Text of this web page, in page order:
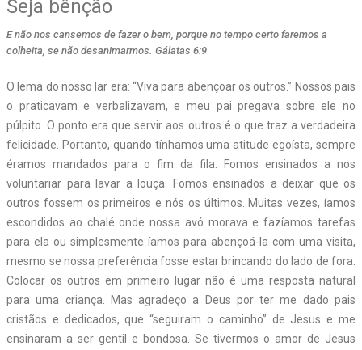
Seja bênção
E não nos cansemos de fazer o bem, porque no tempo certo faremos a
colheita, se não desanimarmos. Gálatas 6:9
O lema do nosso lar era: “Viva para abençoar os outros.” Nossos pais
o praticavam e verbalizavam, e meu pai pregava sobre ele no
púlpito. O ponto era que servir aos outros é o que traz a verdadeira
felicidade. Portanto, quando tínhamos uma atitude egoísta, sempre
éramos mandados para o fim da fila. Fomos ensinados a nos
voluntariar para lavar a louça. Fomos ensinados a deixar que os
outros fossem os primeiros e nós os últimos. Muitas vezes, íamos
escondidos ao chalé onde nossa avó morava e fazíamos tarefas
para ela ou simplesmente íamos para abençoá-la com uma visita,
mesmo se nossa preferência fosse estar brincando do lado de fora.
Colocar os outros em primeiro lugar não é uma resposta natural
para uma criança. Mas agradeço a Deus por ter me dado pais
cristãos e dedicados, que “seguiram o caminho” de Jesus e me
ensinaram a ser gentil e bondosa. Se tivermos o amor de Jesus